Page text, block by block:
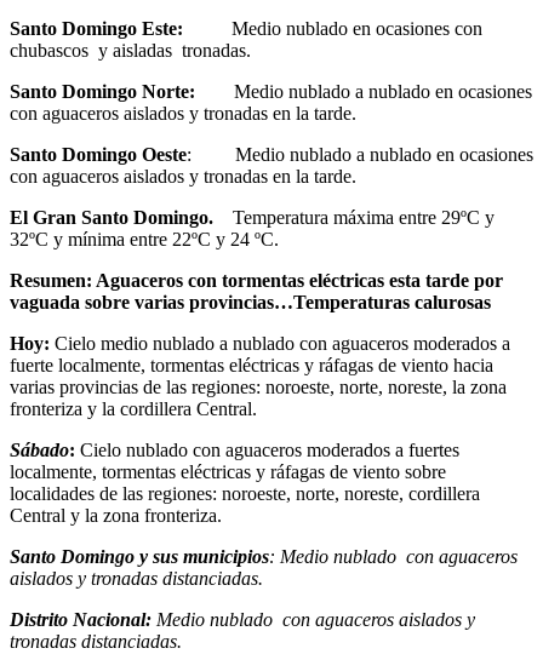
Santo Domingo Este: Medio nublado en ocasiones con
chubascos y aisladas tronadas.
Santo Domingo Norte: Medio nublado a nublado en ocasiones
con aguaceros aislados y tronadas en la tarde.
Santo Domingo Oeste: Medio nublado a nublado en ocasiones
con aguaceros aislados y tronadas en la tarde.
El Gran Santo Domingo. Temperatura máxima entre 29ºC y
32ºC y mínima entre 22ºC y 24 ºC.
Resumen: Aguaceros con tormentas eléctricas esta tarde por
vaguada sobre varias provincias…Temperaturas calurosas
Hoy: Cielo medio nublado a nublado con aguaceros moderados a
fuerte localmente, tormentas eléctricas y ráfagas de viento hacia
varias provincias de las regiones: noroeste, norte, noreste, la zona
fronteriza y la cordillera Central.
Sábado: Cielo nublado con aguaceros moderados a fuertes
localmente, tormentas eléctricas y ráfagas de viento sobre
localidades de las regiones: noroeste, norte, noreste, cordillera
Central y la zona fronteriza.
Santo Domingo y sus municipios: Medio nublado con aguaceros
aislados y tronadas distanciadas.
Distrito Nacional: Medio nublado con aguaceros aislados y
tronadas distanciadas.